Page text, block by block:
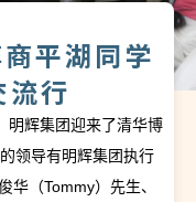
平湖同学
行
明辉集团迎来了清华博
领导有明辉集团执行
华（Tommy）先生、